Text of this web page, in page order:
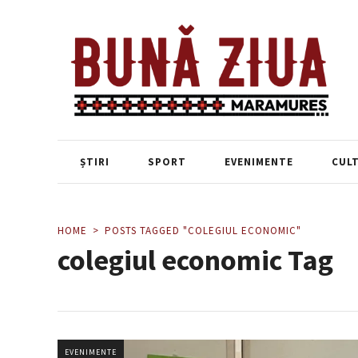
ȘTIRI SPORT EVENIMENTE
HOME POSTS TAGGED "COLEGIUL ECONOMIC"
colegiul economic Tag
EVENIMENTE